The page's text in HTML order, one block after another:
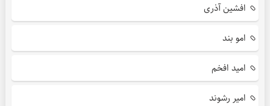
افشین آذری
امو بند
امید افخم
امیر رشوند